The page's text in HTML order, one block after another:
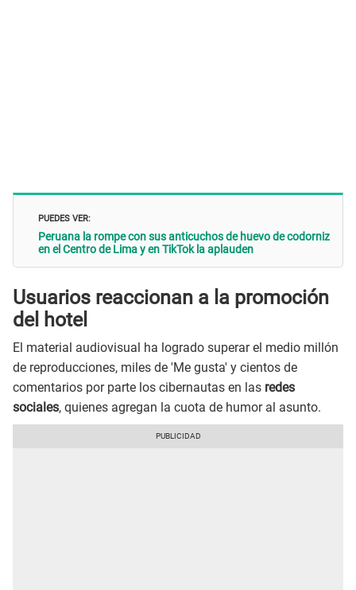
PUEDES VER:
Peruana la rompe con sus anticuchos de huevo de codorniz
en el Centro de Lima y en TikTok la aplauden
Usuarios reaccionan a la promoción
del hotel
El material audiovisual ha logrado superar el medio millón
de reproducciones, miles de 'Me gusta' y cientos de
comentarios por parte los cibernautas en las redes
sociales, quienes agregan la cuota de humor al asunto.